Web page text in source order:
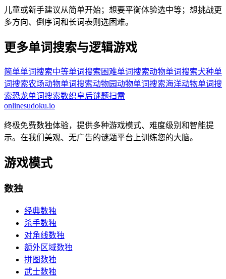
儿童或新手建议从简单开始；想要平衡体验选中等；想挑战更
多方向、倒序词和长词表则选困难。
更多单词搜索与逻辑游戏
简单单词搜索中等单词搜索 困难单词搜索动物单词搜索犬种单
词搜索农场动物单词搜索动物园动物单词搜索海洋动物单词搜
索恐龙单词搜索数织皇后谜题扫雷
onlinesudoku.io
终极免费数独体验，提供多种游戏模式、难度级别和智能提
示。在我们美观、无广告的谜题平台上训练您的大脑。
游戏模式
数独
经典数独
杀手数独
对角线数独
额外区域数独
拼图数独
武士数独